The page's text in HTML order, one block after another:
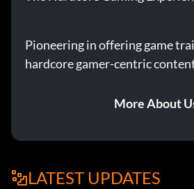
Pioneering in offering game
hardcore gamer-centric
More About
LATEST UPDATES